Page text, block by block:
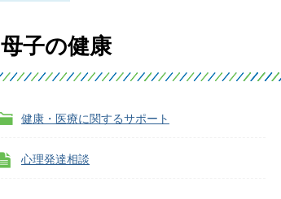
母子の健康
健康・医療に関するサポート
心理発達相談